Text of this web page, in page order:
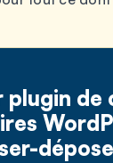
plugin de